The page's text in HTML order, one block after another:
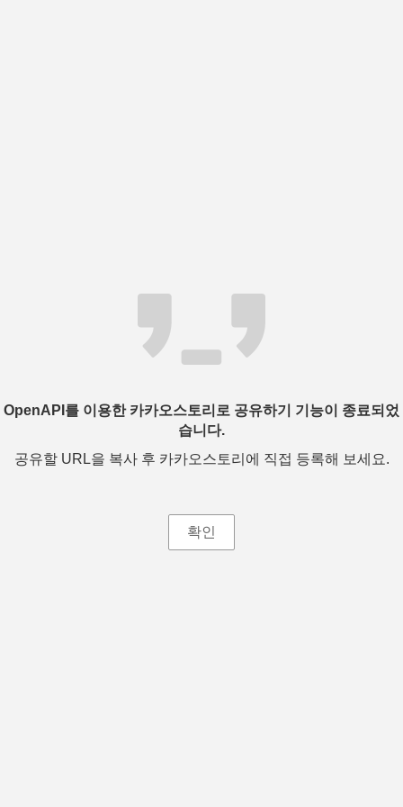
OpenAPI를 이용한 카카오스토리로 공유하기 기능이 종료되었
습니다.
공유할 URL을 복사 후 카카오스토리에 직접 등록해 보세요.
확인